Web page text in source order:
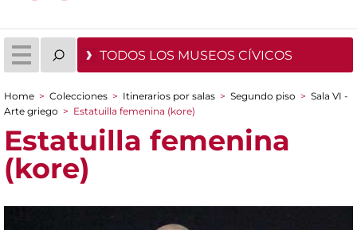
TODOS LOS MUSEOS CÍVICOS
You are here
Home > Colecciones > Itinerarios por salas > Segundo piso > Sala VI -
Arte griego > Estatuilla femenina (kore)
Estatuilla femenina
(kore)